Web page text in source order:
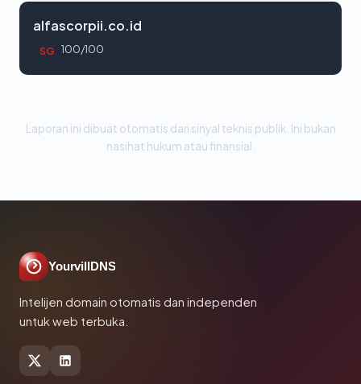
alfascorpii.co.id
SG 100/100
Laporan ini dibuat otomatis dari sinyal teknis publik. Ini bukan
nasihat hukum atau finansial.
YourvillDNS
Intelijen domain otomatis dan independen
untuk web terbuka.